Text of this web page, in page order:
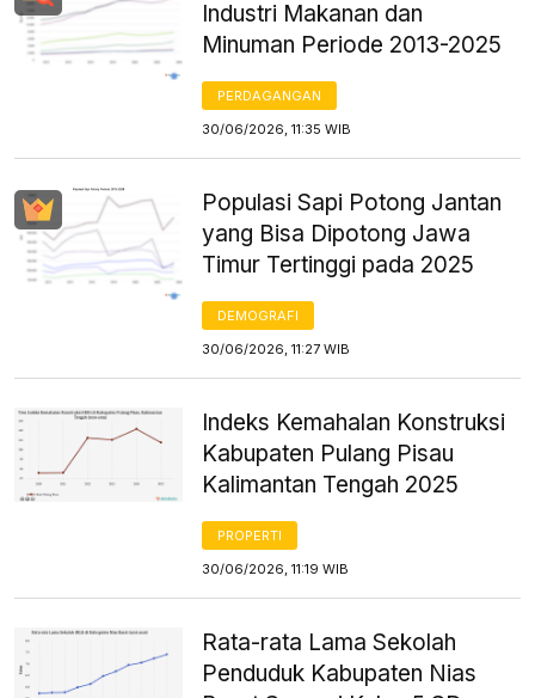
Industri Makanan dan
Minuman Periode 2013-2025
PERDAGANGAN
30/06/2026, 11:35 WIB
Populasi Sapi Potong Jantan
yang Bisa Dipotong Jawa
Timur Tertinggi pada 2025
DEMOGRAFI
30/06/2026, 11:27 WIB
Indeks Kemahalan Konstruksi
Kabupaten Pulang Pisau
Kalimantan Tengah 2025
PROPERTI
30/06/2026, 11:19 WIB
Rata-rata Lama Sekolah
Penduduk Kabupaten Nias